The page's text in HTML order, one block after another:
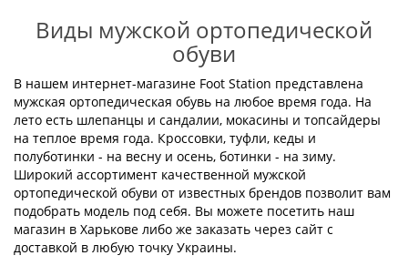
Виды мужской ортопедической
обуви
В нашем интернет-магазине Foot Station представлена
мужская ортопедическая обувь на любое время года. На
лето есть шлепанцы и сандалии, мокасины и топсайдеры
на теплое время года. Кроссовки, туфли, кеды и
полуботинки - на весну и осень, ботинки - на зиму.
Широкий ассортимент качественной мужской
ортопедической обуви от известных брендов позволит вам
подобрать модель под себя. Вы можете посетить наш
магазин в Харькове либо же заказать через сайт с
доставкой в любую точку Украины.